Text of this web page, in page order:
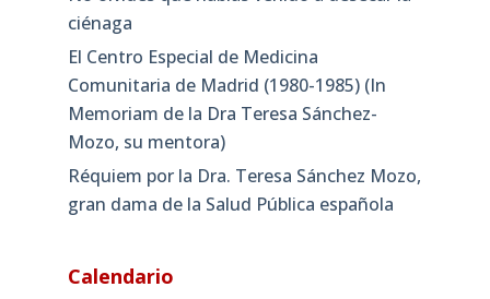
ciénaga
El Centro Especial de Medicina
Comunitaria de Madrid (1980-1985) (In
Memoriam de la Dra Teresa Sánchez-
Mozo, su mentora)
Réquiem por la Dra. Teresa Sánchez Mozo,
gran dama de la Salud Pública española
Calendario